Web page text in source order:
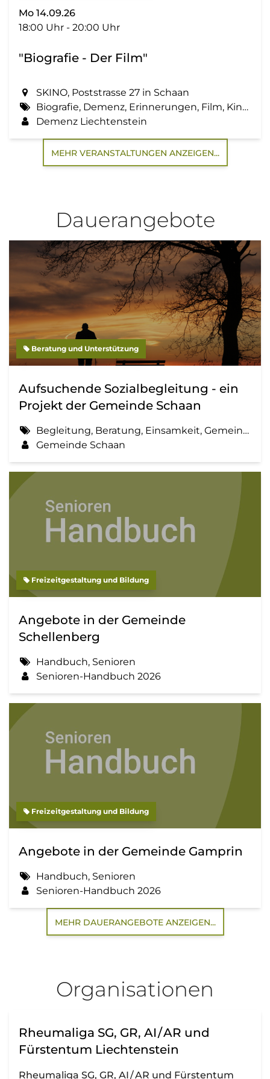
Mo 14.09.26
18:00 Uhr - 20:00 Uhr
"Biografie - Der Film"
SKINO, Poststrasse 27 in Schaan
Biografie, Demenz, Erinnerungen, Film, Kino, Lebensgeschichte, Zemma tua - Senioren gemeinsam aktiv
Demenz Liechtenstein
MEHR VERANSTALTUNGEN ANZEIGEN...
Dauerangebote
Beratung und Unterstützung
Aufsuchende Sozialbegleitung - ein
Projekt der Gemeinde Schaan
Begleitung, Beratung, Einsamkeit, Gemeinde, Information, Sozialbegleitung
Gemeinde Schaan
Freizeitgestaltung und Bildung
Angebote in der Gemeinde
Schellenberg
Handbuch, Senioren
Senioren-Handbuch 2026
Freizeitgestaltung und Bildung
Angebote in der Gemeinde Gamprin
Handbuch, Senioren
Senioren-Handbuch 2026
MEHR DAUERANGEBOTE ANZEIGEN...
Organisationen
Rheumaliga SG, GR, AI / AR und
Fürstentum Liechtenstein
Rheumaliga SG, GR, AI / AR und Fürstentum